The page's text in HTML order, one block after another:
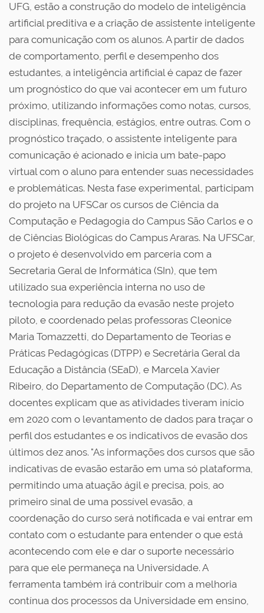
UFG, estão a construção do modelo de inteligência
artificial preditiva e a criação de assistente inteligente
para comunicação com os alunos. A partir de dados
de comportamento, perfil e desempenho dos
estudantes, a inteligência artificial é capaz de fazer
um prognóstico do que vai acontecer em um futuro
próximo, utilizando informações como notas, cursos,
disciplinas, frequência, estágios, entre outras. Com o
prognóstico traçado, o assistente inteligente para
comunicação é acionado e inicia um bate-papo
virtual com o aluno para entender suas necessidades
e problemáticas. Nesta fase experimental, participam
do projeto na UFSCar os cursos de Ciência da
Computação e Pedagogia do Campus São Carlos e o
de Ciências Biológicas do Campus Araras. Na UFSCar,
o projeto é desenvolvido em parceria com a
Secretaria Geral de Informática (SIn), que tem
utilizado sua experiência interna no uso de
tecnologia para redução da evasão neste projeto
piloto, e coordenado pelas professoras Cleonice
Maria Tomazzetti, do Departamento de Teorias e
Práticas Pedagógicas (DTPP) e Secretária Geral da
Educação a Distância (SEaD), e Marcela Xavier
Ribeiro, do Departamento de Computação (DC). As
docentes explicam que as atividades tiveram início
em 2020 com o levantamento de dados para traçar o
perfil dos estudantes e os indicativos de evasão dos
últimos dez anos. "As informações dos cursos que são
indicativas de evasão estarão em uma só plataforma,
permitindo uma atuação ágil e precisa, pois, ao
primeiro sinal de uma possível evasão, a
coordenação do curso será notificada e vai entrar em
contato com o estudante para entender o que está
acontecendo com ele e dar o suporte necessário
para que ele permaneça na Universidade. A
ferramenta também irá contribuir com a melhoria
contínua dos processos da Universidade em ensino,